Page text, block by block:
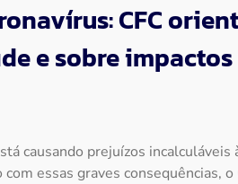
CFC
e sobre
causando prejuízos incalculáveis
essas graves consequências,